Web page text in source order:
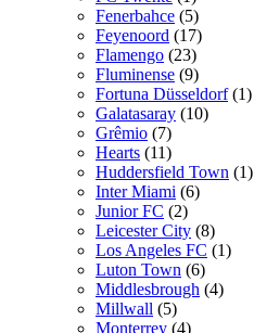
Fenerbahce (5)
Feyenoord (17)
Flamengo (23)
Fluminense (9)
Fortuna Düsseldorf (1)
Galatasaray (10)
Grêmio (7)
Hearts (11)
Huddersfield Town (1)
Inter Miami (6)
Junior FC (2)
Leicester City (8)
Los Angeles FC (1)
Luton Town (6)
Middlesbrough (4)
Millwall (5)
Monterrey (4)